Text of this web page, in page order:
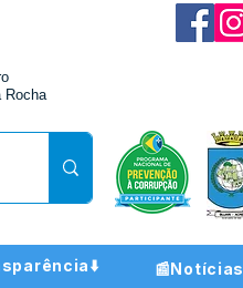
Rocha
📰Notícias